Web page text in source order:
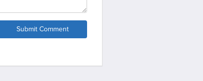
Submit Comment